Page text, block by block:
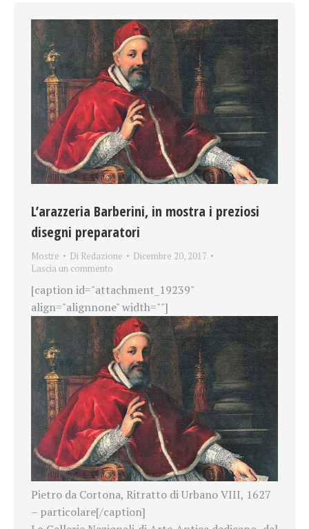
L’arazzeria Barberini, in mostra i preziosi
disegni preparatori
Mostre Di Redazione
Dicembre 20, 2017
Lascia un commento
[caption id="attachment_19239"
align="alignnone" width=""]
Pietro da Cortona, Ritratto di Urbano VIII, 1627
– particolare[/caption]